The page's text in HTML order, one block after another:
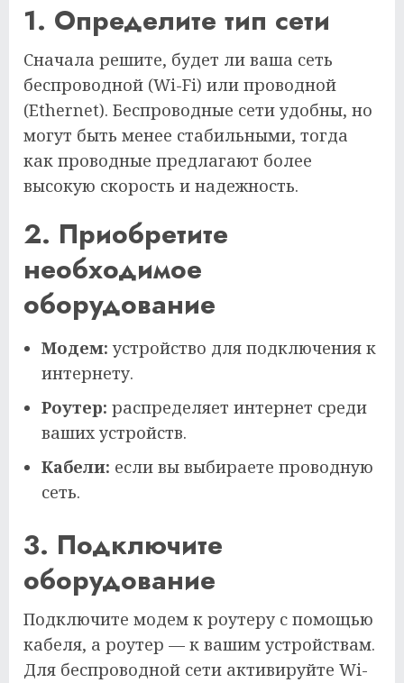
1. Определите тип сети
Сначала решите, будет ли ваша сеть
беспроводной (Wi-Fi) или проводной
(Ethernet). Беспроводные сети удобны, но
могут быть менее стабильными, тогда
как проводные предлагают более
высокую скорость и надежность.
2. Приобретите
необходимое
оборудование
Модем: устройство для подключения к
интернету.
Роутер: распределяет интернет среди
ваших устройств.
Кабели: если вы выбираете проводную
сеть.
3. Подключите
оборудование
Подключите модем к роутеру с помощью
кабеля, а роутер — к вашим устройствам.
Для беспроводной сети активируйте Wi-